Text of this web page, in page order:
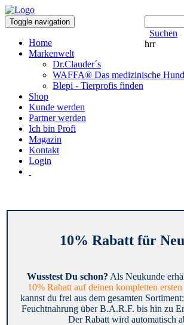
Suchen
hrr
Toggle navigation
Home
Markenwelt
Dr.Clauder´s
WAFFA® Das medizinische
Blepi - Tierprofis finden
Shop
Kunde werden
Partner werden
Ich bin Profi
Magazin
Kontakt
Login
10% Rabatt für
Wusstest Du schon? Als Neukunde
10% Rabatt auf deinen kompletten
kannst du frei aus dem gesamten
Feuchtnahrung über B.A.R.F. bis hin zu
Der Rabatt wird automatisch